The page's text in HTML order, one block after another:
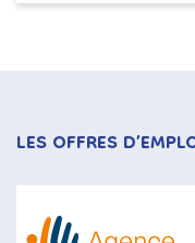
LES OFFRES